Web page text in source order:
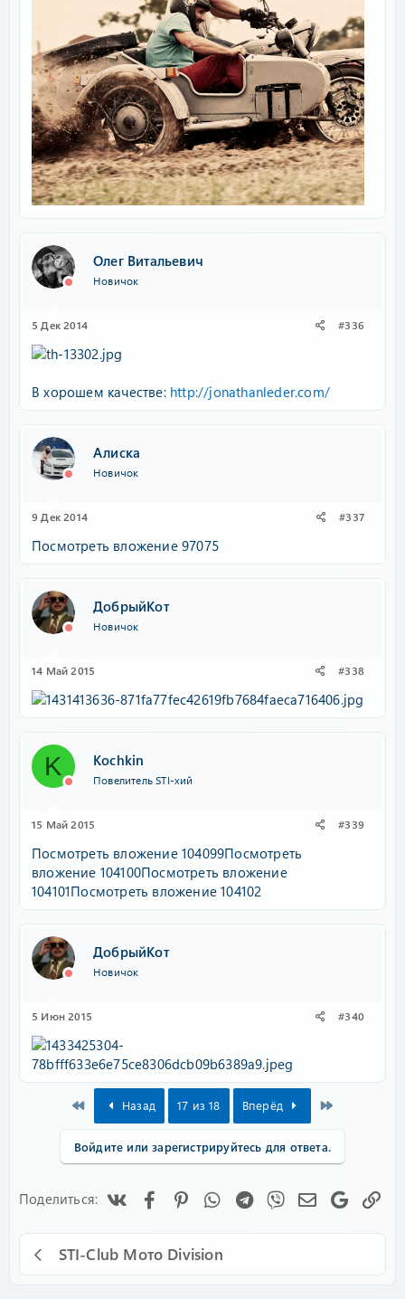
Олег Витальевич
Новичок
5 Дек 2014 #336
В хорошем качестве: http://jonathanleder.com/
Алиска
Новичок
9 Дек 2014 #337
Посмотреть вложение 97075
ДобрыйКот
Новичок
14 Май 2015 #338
K Kochkin
Повелитель STI-хий
15 Май 2015 #339
Посмотреть вложение 104099Посмотреть
вложение 104100Посмотреть вложение
104101Посмотреть вложение 104102
ДобрыйКот
Новичок
5 Июн 2015 #340
Назад 17 из 18 Вперёд
Войдите или зарегистрируйтесь для ответа.
Поделиться: FacebookPinterestWhatsAppTelegram
Viber Google
STI-Club Мото Division